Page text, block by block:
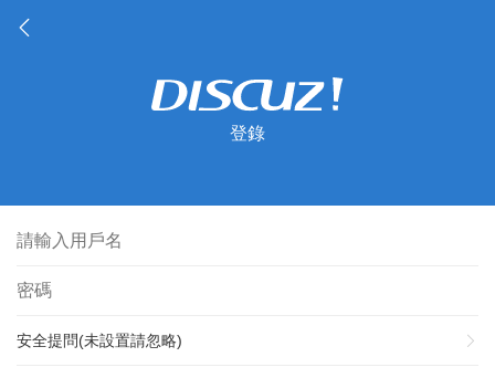
登錄
安全提問(未設置請忽略)